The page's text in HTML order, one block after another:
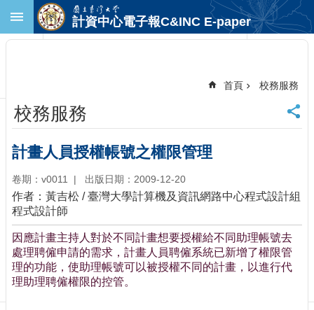
跳到主要內容區塊
首
頁
臺
大
首
頁
計
中
首
頁
聯
絡
計資中心電子報C&INC E-paper
首頁 校務服務
校務服務
計畫人員授權帳號之權限管理
卷期：v0011 出版日期：2009-12-20
作者：黃吉松 / 臺灣大學計算機及資訊網路中心程式設計組
程式設計師
因應計畫主持人對於不同計畫想要授權給不同助理帳號去
處理聘僱申請的需求，計畫人員聘僱系統已新增了權限管
理的功能，使助理帳號可以被授權不同的計畫，以進行代
理助理聘僱權限的控管。